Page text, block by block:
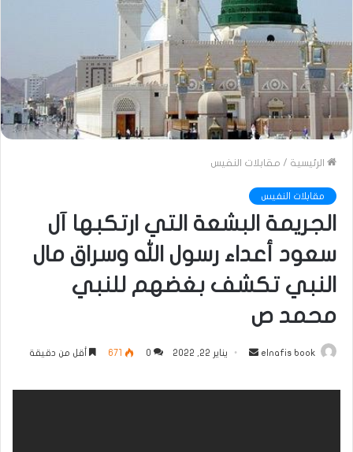
الرئيسية / مقابلات النفيس
مقابلات النفيس
الجريمة البشعة التي ارتكبها آل
سعود أعداء رسول الله وسراق مال
النبي تكشف بغضهم للنبي
محمد ص
elnafis book
أرسل
إلكترونيا
يناير 22, 2022 0
671 أقل من دقيقة